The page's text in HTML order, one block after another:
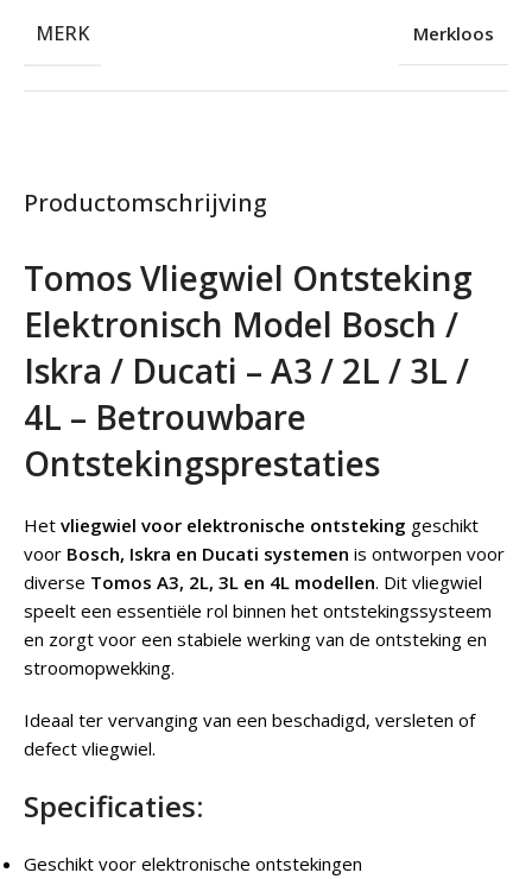
Productomschrijving
Tomos Vliegwiel Ontsteking
Elektronisch Model Bosch /
Iskra / Ducati – A3 / 2L / 3L /
4L – Betrouwbare
Ontstekingsprestaties
Het vliegwiel voor elektronische ontsteking geschikt
voor Bosch, Iskra en Ducati systemen is ontworpen voor
diverse Tomos A3, 2L, 3L en 4L modellen. Dit vliegwiel
speelt een essentiële rol binnen het ontstekingssysteem
en zorgt voor een stabiele werking van de ontsteking en
stroomopwekking.
Ideaal ter vervanging van een beschadigd, versleten of
defect vliegwiel.
Specificaties:
Geschikt voor elektronische ontstekingen
MERK Merkloos